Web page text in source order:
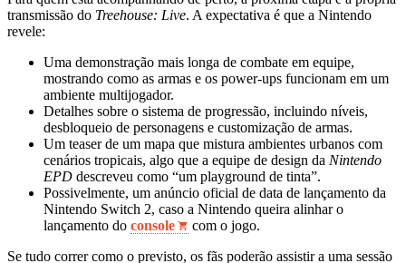
transmissão do Treehouse: Live. A expectativa é que a Nintendo
revele:
Uma demonstração mais longa de combate em equipe,
mostrando como as armas e os power‑ups funcionam em um
ambiente multijogador.
Detalhes sobre o sistema de progressão, incluindo níveis,
desbloqueio de personagens e customização de armas.
Um teaser de um mapa que mistura ambientes urbanos com
cenários tropicais, algo que a equipe de design da Nintendo
EPD descreveu como “um playground de tinta”.
Possivelmente, um anúncio oficial de data de lançamento da
Nintendo Switch 2, caso a Nintendo queira alinhar o
lançamento do console
com o jogo.
Se tudo correr como o previsto, os fãs poderão assistir a uma sessão